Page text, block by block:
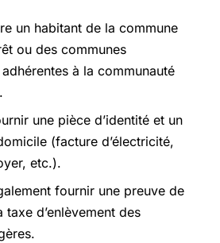
un habitant de la commune
ou des communes
à la communauté
une pièce d’identité et un
(facture d’électricité,
etc.).
fournir une preuve de
taxe d’enlèvement des